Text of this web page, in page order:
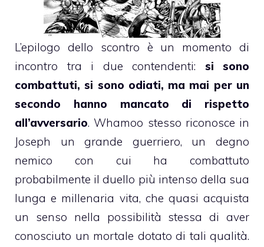
L’epilogo dello scontro è un momento di
incontro tra i due contendenti: si sono
combattuti, si sono odiati, ma mai per un
secondo hanno mancato di rispetto
all’avversario. Whamoo stesso riconosce in
Joseph un grande guerriero, un degno
nemico con cui ha combattuto
probabilmente il duello più intenso della sua
lunga e millenaria vita, che quasi acquista
un senso nella possibilità stessa di aver
conosciuto un mortale dotato di tali qualità.